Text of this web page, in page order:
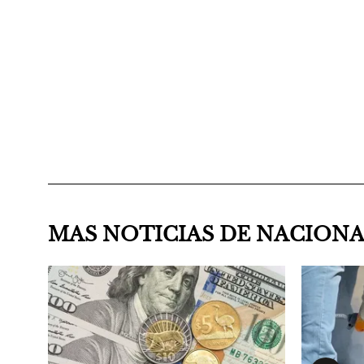
MAS NOTICIAS DE